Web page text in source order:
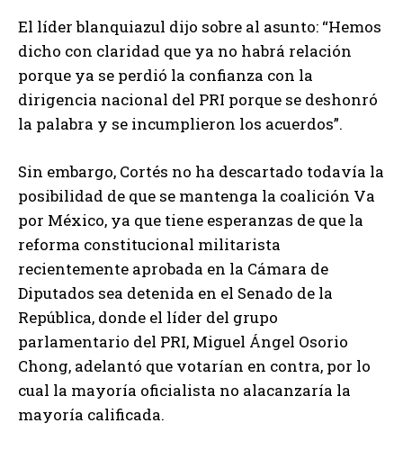
El líder blanquiazul dijo sobre al asunto: “Hemos
dicho con claridad que ya no habrá relación
porque ya se perdió la confianza con la
dirigencia nacional del PRI porque se deshonró
la palabra y se incumplieron los acuerdos”.
Sin embargo, Cortés no ha descartado todavía la
posibilidad de que se mantenga la coalición Va
por México, ya que tiene esperanzas de que la
reforma constitucional militarista
recientemente aprobada en la Cámara de
Diputados sea detenida en el Senado de la
República, donde el líder del grupo
parlamentario del PRI, Miguel Ángel Osorio
Chong, adelantó que votarían en contra, por lo
cual la mayoría oficialista no alacanzaría la
mayoría calificada.